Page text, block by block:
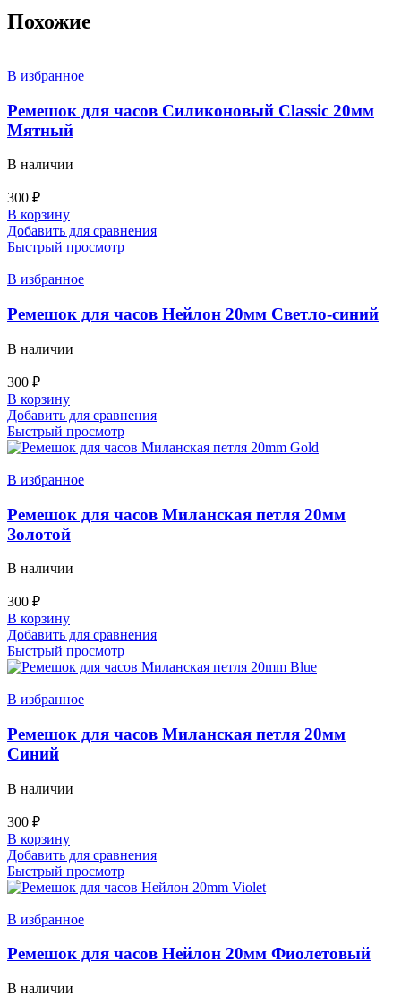
Похожие
В избранное
Ремешок для часов Силиконовый Classic 20мм
Мятный
В наличии
300 ₽
В корзину
Добавить для сравнения
Быстрый просмотр
В избранное
Ремешок для часов Нейлон 20мм Светло-синий
В наличии
300 ₽
В корзину
Добавить для сравнения
Быстрый просмотр
В избранное
Ремешок для часов Миланская петля 20мм
Золотой
В наличии
300 ₽
В корзину
Добавить для сравнения
Быстрый просмотр
В избранное
Ремешок для часов Миланская петля 20мм
Синий
В наличии
300 ₽
В корзину
Добавить для сравнения
Быстрый просмотр
В избранное
Ремешок для часов Нейлон 20мм Фиолетовый
В наличии